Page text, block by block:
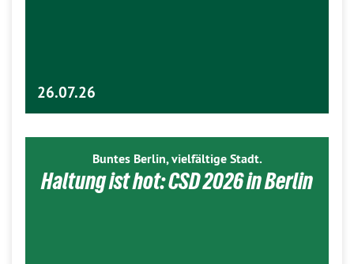
26.07.26
Buntes Berlin, vielfältige Stadt.
Haltung ist hot: CSD 2026 in Berlin